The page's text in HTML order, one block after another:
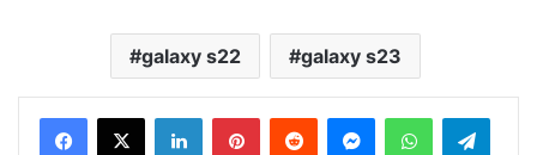
galaxy s22 galaxy s23